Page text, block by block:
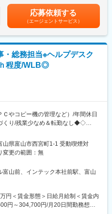
日）、月平均残業10時間程度と働き
得実績も豊富です。男性も育休を取
、リーダーや工程管理、設備開発
能。長期的な成長が見込めます。
核企業として、地域未来牽引企業に
務
の営業です。長期的な関係性の構
本となります。顧客先に出向き、新
ージにまつわる悩みごとをヒアリン
ジなど
包装機器や独自技術を活かした受
富なノウハウと業界トップクラス
に寄与できます。
1名、営業2名、事務1名）
パッケージという、生活に密着し
ラッグストア等）に自身の関わっ
物にも代えがたいやりがいを感じる
人々の命と健康を守る製品づくり
薬分野を基盤に、生活に不可欠な
を通じて上下する可能性がありま
含めた表記です。
応募依頼する
（エージェントサービス）
・総務担当※ヘルプデスク
程度/WLB◎
やコピー機の管理など）/年間休日
くり/残業少なめ＆転勤なし◆◇
働きやすさ”と“ものづくり”を支え
し、社内IT環境の「困った」を解決
休は1時間単位で取得可能とワーク
山県富山市西宮町1-1 受動喫煙対
変更の範囲：無
富山前、インテック本社前駅、富山
円＜賃金形態＞日給月給制＜賃金内
円～304,700円/月20日間勤務想定